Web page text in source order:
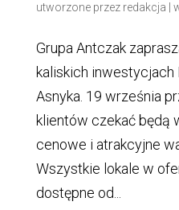
utworzone przez redakcja
Grupa Antczak
kaliskich inwestycjach
Asnyka. 19 września
klientów czekać będą
cenowe i atrakcyjne
Wszystkie lokale w
dostępne od...